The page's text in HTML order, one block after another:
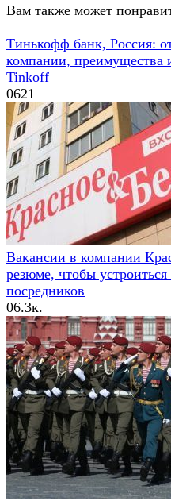
Вам также может
Тинькофф банк, Россия:
компании, преимущества
Tinkoff
0621
Вакансии в компании
резюме, чтобы
посредников
06.3к.